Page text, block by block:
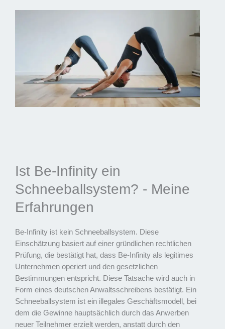
Ist Be-Infinity ein
Schneeballsystem? - Meine
Erfahrungen
Be-Infinity ist kein Schneeballsystem. Diese
Einschätzung basiert auf einer gründlichen rechtlichen
Prüfung, die bestätigt hat, dass Be-Infinity als legitimes
Unternehmen operiert und den gesetzlichen
Bestimmungen entspricht. Diese Tatsache wird auch in
Form eines deutschen Anwaltsschreibens bestätigt. Ein
Schneeballsystem ist ein illegales Geschäftsmodell, bei
dem die Gewinne hauptsächlich durch das Anwerben
neuer Teilnehmer erzielt werden, anstatt durch den